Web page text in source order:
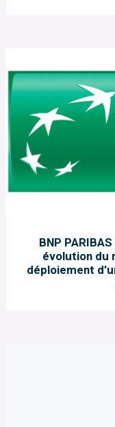
BNP
évolution du
déploiement